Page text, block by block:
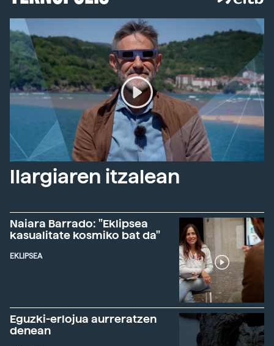
Ilargiaren itzalean
Naiara Barrado: "Eklipsea
kasualitate kosmiko bat da"
EKLIPSEA
Eguzki-erlojua aurreratzen
denean